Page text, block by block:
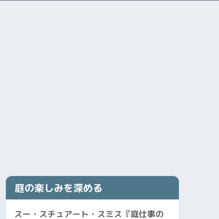
庭の楽しみを深める
スー・スチュアート・スミス『庭仕事の